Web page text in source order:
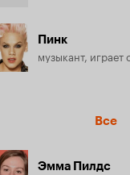
Пинк
музыкант, играет
Все
Эмма Пилдс